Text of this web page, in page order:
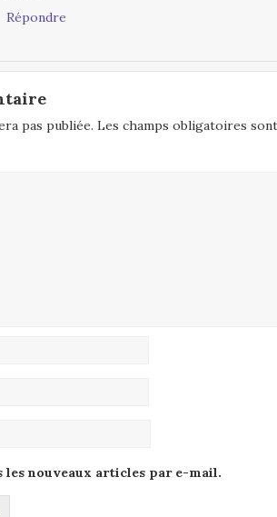
Répondre
pas publiée. Les champs obligatoires
les nouveaux articles par e-mail.